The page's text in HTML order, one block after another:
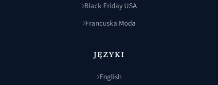
Black Friday USA
Francuska Moda
JĘZYKI
English